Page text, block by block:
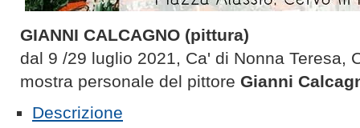
GIANNI CALCAGNO (pittura)
dal 9 /29 luglio 2021, Ca' di Nonna Teresa,
mostra personale del pittore Gianni
Descrizione